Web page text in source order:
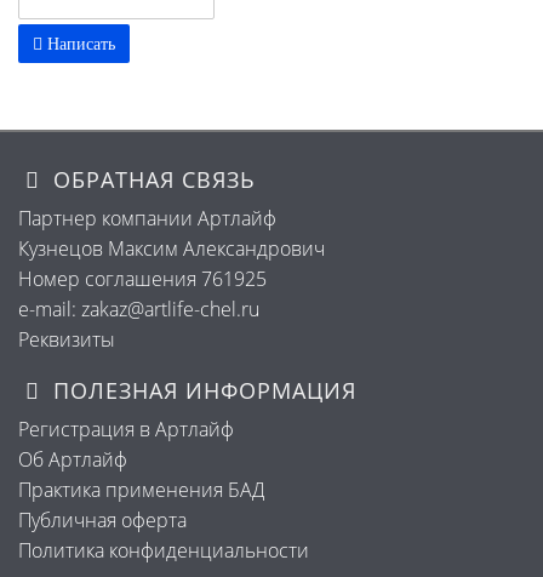
Написать
ОБРАТНАЯ СВЯЗЬ
Партнер компании Артлайф
Кузнецов Максим Александрович
Номер соглашения 761925
e-mail: zakaz@artlife-chel.ru
Реквизиты
ПОЛЕЗНАЯ ИНФОРМАЦИЯ
Регистрация в Артлайф
Об Артлайф
Практика применения БАД
Публичная оферта
Политика конфиденциальности